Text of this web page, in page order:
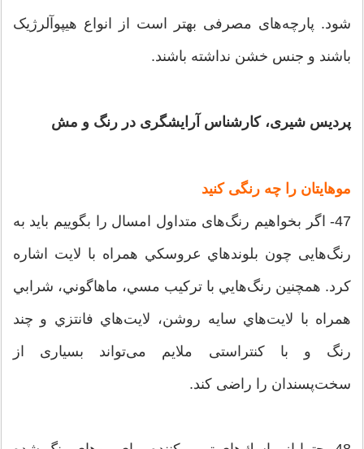
شود. پارچه‌های مصرفی بهتر است از انواع هیپوآلرژیک
باشند و جنس خشن نداشته باشند.
پردیس شیری، کارشناس آرایشگری در رنگ و مش
موهایتان را چه رنگی کنید
47- اگر بخواهیم رنگ‌های متداول امسال را بگوییم باید به
رنگ‌هایی چون بلوندهاي عروسكي همراه با لايت اشاره
کرد. همچنین رنگ‌هايي با تركيب مسي، ماهاگوني، شرابي
همراه با لايت‌هاي سايه روشن، لايت‌هاي فانتزي و چند
رنگ و با كنتراستی ملايم می‌تواند بسیاری از
سخت‌پسندان را راضی کند.